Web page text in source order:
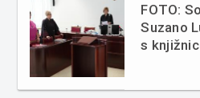
FOTO:
Suzano
s